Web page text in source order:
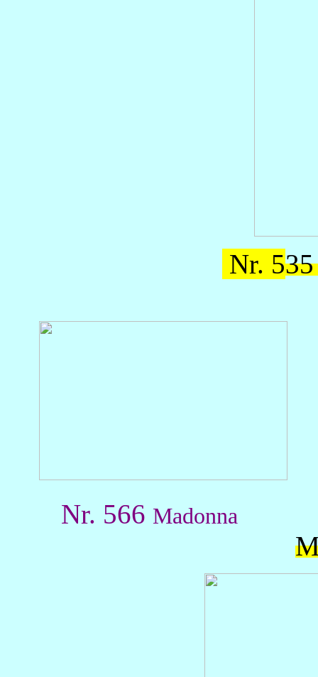
Nr. 5
Nr. 566 Madonna